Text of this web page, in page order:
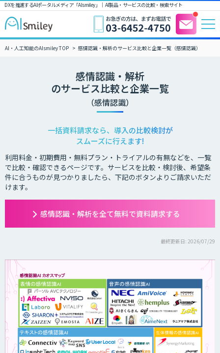
DXを推進するAIポータルメディア「AIsmiley」｜ AI製品・サービスの比較・検索サイト
AI・人工知能のAIsmiley TOP 感情認識・解析のサービス比較と企業一覧（感情認識）
感情認識・解析
のサービス比較と企業一覧
（感情認識）
一括資料請求なら、導入の比較検討が
スムーズに行えます!
利用料金・初期費用・無料プラン・トライアルの有無などを、一覧
で比較・確認できるページです。サービスを比較・検討後、希望条
件に合うものが見つかりましたら、下記のボタンよりご請求いただ
けます。
感情認識・解析を全て無料で資料請求する
最終更新日: 2026/07/29